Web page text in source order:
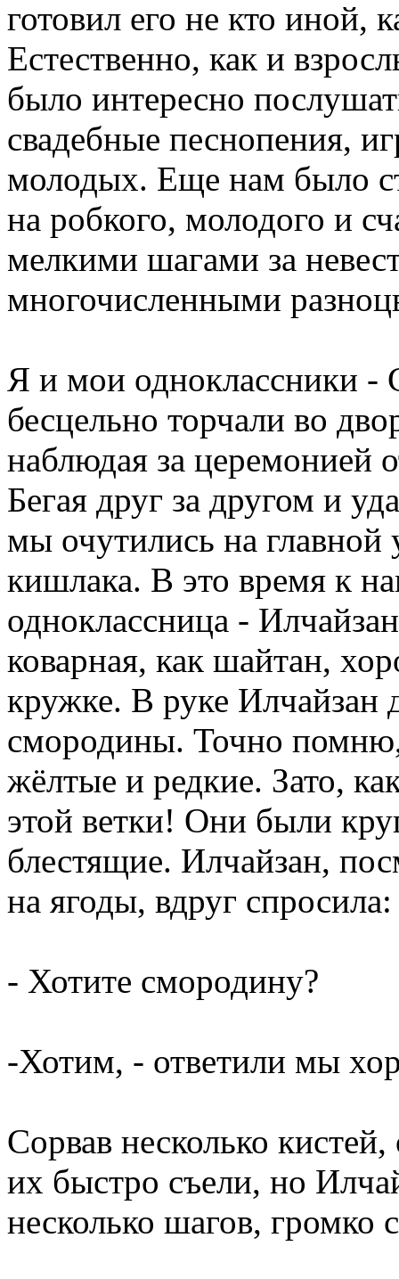
готовил его не кто иной,
Естественно, как и
было интересно
свадебные песнопения,
молодых. Еще нам было
на робкого, молодого и
мелкими шагами за
многочисленными
Я и мои одноклассники
бесцельно торчали во
наблюдая за церемонией
Бегая друг за другом и
мы очутились на
кишлака. В это время к
одноклассница -
коварная, как шайтан,
кружке. В руке Илчайзан
смородины. Точно помню,
жёлтые и редкие. Зато,
этой ветки! Они были
блестящие. Илчайзан,
на ягоды, вдруг спросила:
- Хотите смородину?
-Хотим, - ответили мы
Сорвав несколько
их быстро съели, но
несколько шагов, громко